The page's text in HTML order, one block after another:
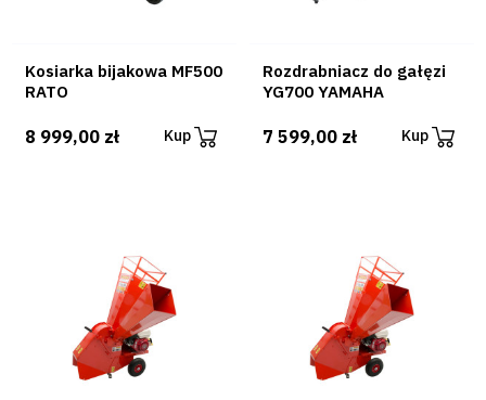
Kosiarka bijakowa MF500
RATO
8 999,00 zł Kup
Rozdrabniacz do gałęzi
YG700 YAMAHA
7 599,00 zł Kup